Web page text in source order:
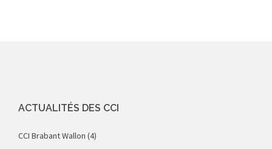
ACTUALITÉS DES CCI
CCI Brabant Wallon (4)